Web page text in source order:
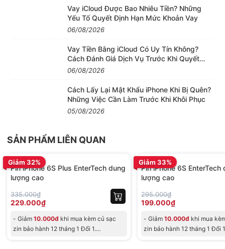
Cụm camera trước iPhone gồm các chức năng
chính như ảnh
2. Camera trước iPhone 6/ 6S/ 6 Plus/ 6S
Plus/ 7/ 7 Plus/ 8/ 8 khắc phục các lỗi sau:
+ Chân tiếp xúc với loa trong.
+ Cảm biến ánh sáng (Tối màn hình đi khi thực hiện
+ Micro camera trước khi gọi facetime.
+ Camera trước (Hiển thị sắc nét, đẹp).
Vay iCloud Được Bao Nhiêu Tiền? Những
Yếu Tố Quyết Định Hạn Mức Khoản Vay
06/08/2026
Vay Tiền Bằng iCloud Có Uy Tín Không?
Cách Đánh Giá Dịch Vụ Trước Khi Quyết
Định
06/08/2026
Cách Lấy Lại Mật Khẩu iPhone Khi Bị Quên?
Những Việc Cần Làm Trước Khi Khôi Phục
05/08/2026
SẢN PHẨM LIÊN QUAN
Giảm 32%
BH 12 tháng
Pin iPhone 6S Plus EnterTech dung
lượng cao
335.000₫
229.000₫
- Giảm 10.000đ khi mua kèm củ sạc
zin bảo hành 12 tháng 1 Đổi 1.
Giảm 33%
Pin iPhone 6S EnterTech
lượng cao
295.000₫
199.000₫
- Giảm 10.000đ khi mua
zin bảo hành 12 tháng 1 Đổi